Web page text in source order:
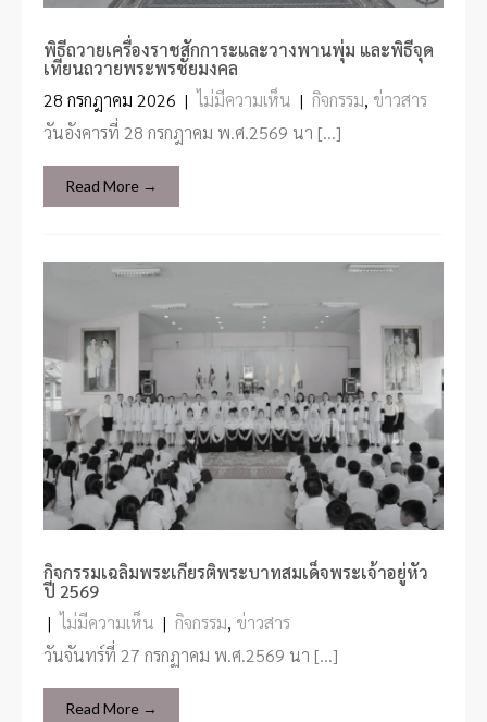
พิธีถวายเครื่องราชสักการะและวางพานพุ่ม และพิธีจุด
เทียนถวายพระพรชัยมงคล
28 กรกฎาคม 2026 | ไม่มีความเห็น | กิจกรรม, ข่าวสาร
วันอังคารที่ 28 กรกฎาคม พ.ศ.2569 นา […]
Read More →
กิจกรรมเฉลิมพระเกียรติพระบาทสมเด็จพระเจ้าอยู่หัว
ปี 2569
|ไม่มีความเห็น | กิจกรรม, ข่าวสาร
วันจันทร์ที่ 27 กรกฏาคม พ.ศ.2569 นา […]
Read More →